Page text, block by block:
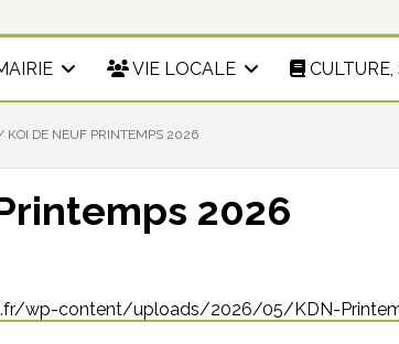
VIE LOCALE
KOI DE NEUF PRINTEMPS 2026
2026
wp-content/uploads/2026/05/KDN-